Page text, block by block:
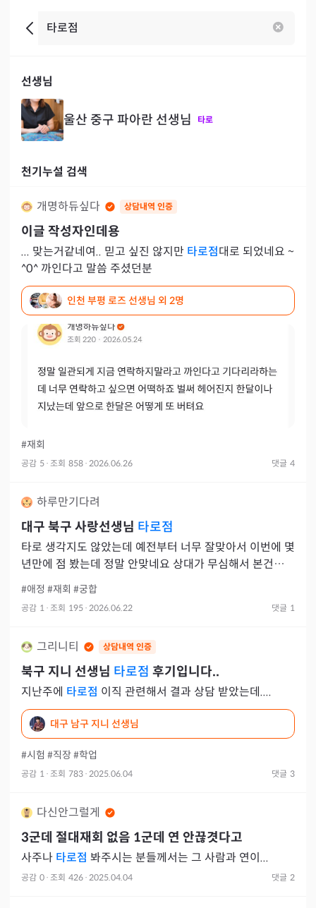
선생님
울산 중구 파아란 선생님 타로
천기누설 검색
개명하듀싶다 상담내역 인증
이글 작성자인데용
... 맞는거같네여.. 믿고 싶진 않지만 타로점대로 되었네요 ~
^0^ 까인다고 말씀 주셨던분
인천 부평 로즈 선생님 외 2명
#재회
공감 5 · 조회 858 · 2026.06.26 댓글 4
하루만기다려
대구 북구 사랑선생님 타로점
타로 생각지도 않았는데 예전부터 너무 잘맞아서 이번에 몇
년만에 점 봤는데 정말 안맞네요 상대가 무심해서 본건데
#애정 #재회 #궁합
공감 1 · 조회 195 · 2026.06.22 댓글 1
그리니티 상담내역 인증
북구 지니 선생님 타로점 후기입니다..
지난주에 타로점 이직 관련해서 결과 상담 받았는데....
대구 남구 지니 선생님
#시험 #직장#학업
공감 1 · 조회 783 · 2025.06.04 댓글 3
다신안그럴게
3군데 절대재회 없음 1군데 연 안끊겻다고
사주나 타로점 봐주시는 분들께서는 그 사람과 연이...
공감 0 · 조회 426 · 2025.04.04 댓글 2